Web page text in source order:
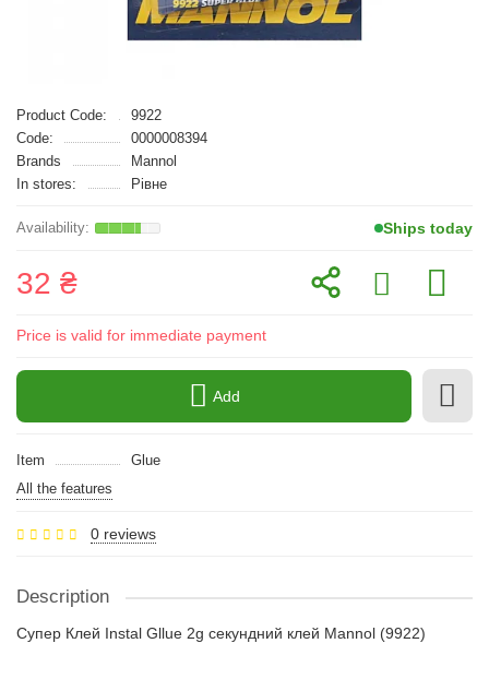
Product Code:
9922
Code:
0000008394
Brands
Mannol
In stores:
Рівне
Ships today
32 ₴
Price is valid for immediate payment
Add
Item
Glue
All the features
0 reviews
Description
Супер Клей Instal Gllue 2g секундний клей Mannol (9922)